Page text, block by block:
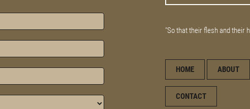
"So that their flesh and their
HOME ABOUT
CONTACT